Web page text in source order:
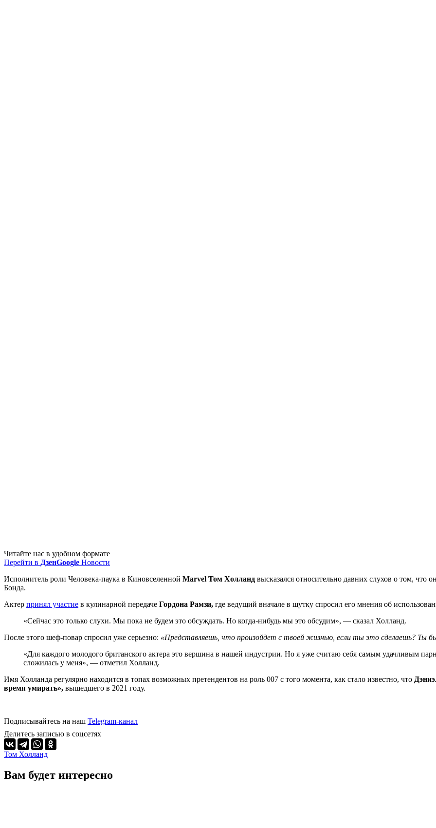
Читайте нас в удобном формате
Перейти в ДзенGoogle Новости
Исполнитель роли Человека-паука в Киновселенной Marvel Том Холланд высказался относительно давних слухов о том,
Бонда.
Актер принял участие в кулинарной передаче Гордона Рамзи, где ведущий вначале в шутку спросил его мнения об
«Сейчас это только слухи. Мы пока не будем это обсуждать. Но когда-нибудь мы это обсудим», — сказал Холланд.
После этого шеф-повар спросил уже серьезно: «Представляешь, что произойдет с твоей жизнью, если ты это сделаешь? Ты
«Для каждого молодого британского актера это вершина в нашей индустрии. Но я уже считаю себя самым удачливым
сложилась у меня», — отметил Холланд.
Имя Холланда регулярно находится в топах возможных претендентов на роль 007 с того момента, как стало известно, что
время умирать», вышедшего в 2021 году.
Подписывайтесь на наш Telegram-канал
Делитесь записью в соцсетях
Том Холланд
Вам будет интересно